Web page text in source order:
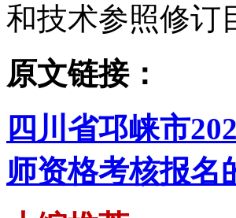
和技术参照修订
原文链接：
四川省邛崃市
师资格考核报名